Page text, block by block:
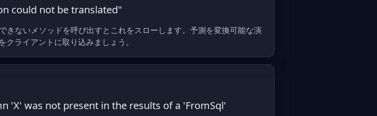
could not be translated"
きないメソッドを呼び出すとこれをスローします。予測を変換可能な演
ライアントに取り込みましょう。
'X' was not present in the results of a 'FromSql'